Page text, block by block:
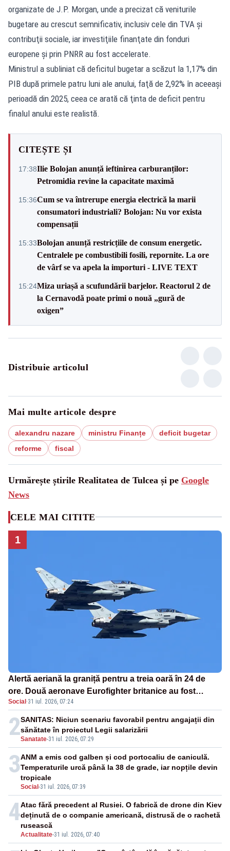
organizate de J.P. Morgan, unde a precizat că veniturile
bugetare au crescut semnificativ, inclusiv cele din TVA şi
contribuţii sociale, iar investiţiile finanţate din fonduri
europene şi prin PNRR au fost accelerate.
Ministrul a subliniat că deficitul bugetar a scăzut la 1,17% din
PIB după primele patru luni ale anului, faţă de 2,92% în aceeaşi
perioadă din 2025, ceea ce arată că ţinta de deficit pentru
finalul anului este realistă.
CITEȘTE ȘI
17:38Ilie Bolojan anunță ieftinirea carburanților:
Petromidia revine la capacitate maximă
15:36Cum se va întrerupe energia electrică la marii
consumatori industriali? Bolojan: Nu vor exista
compensații
15:33Bolojan anunță restricțiile de consum energetic.
Centralele pe combustibili fosili, repornite. La ore
de vârf se va apela la importuri - LIVE TEXT
15:24Miza uriașă a scufundării barjelor. Reactorul 2 de
la Cernavodă poate primi o nouă „gură de
oxigen”
Distribuie articolul
Mai multe articole despre
alexandru nazare ministru Finanțe
deficit bugetar
reforme
fiscal
Urmărește știrile Realitatea de Tulcea și pe Google
News
CELE MAI CITITE
1
Alertă aeriană la graniță pentru a treia oară în 24 de
ore. Două aeronave Eurofighter britanice au fost
ridicate de la sol
Social ·31 iul. 2026, 07:24
2Sanatate-31 iul. 2026, 07:29
SANITAS: Niciun scenariu favorabil pentru angajații din
sănătate în proiectul Legii salarizării
3
Social -31 iul. 2026, 07:39
ANM a emis cod galben și cod portocaliu de caniculă.
Temperaturile urcă până la 38 de grade, iar nopțile devin
tropicale
4
Actualitate-31 iul. 2026, 07:40
Atac fără precedent al Rusiei. O fabrică de drone din Kiev
deținută de o companie americană, distrusă de o rachetă
rusească